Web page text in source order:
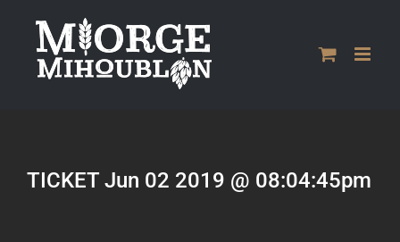
contenu
TICKET Jun 02 2019 @ 08:04:45pm